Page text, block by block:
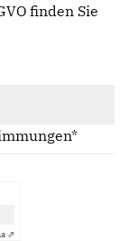
finden Sie
⇗